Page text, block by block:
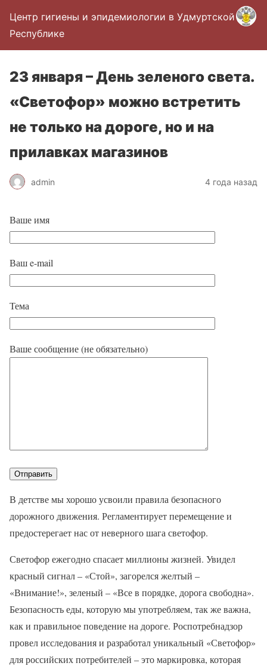
Центр гигиены и эпидемиологии в Удмуртской
Республике
23 января – День зеленого света.
«Светофор» можно встретить
не только на дороге, но и на
прилавках магазинов
admin 4 года назад
Ваше имя
Ваш e-mail
Тема
Ваше сообщение (не обязательно)
В детстве мы хорошо усвоили правила безопасного
дорожного движения. Регламентирует перемещение и
предостерегает нас от неверного шага светофор.
Светофор ежегодно спасает миллионы жизней. Увидел
красный сигнал – «Стой», загорелся желтый –
«Внимание!», зеленый – «Все в порядке, дорога свободна».
Безопасность еды, которую мы употребляем, так же важна,
как и правильное поведение на дороге. Роспотребнадзор
провел исследования и разработал уникальный «Светофор»
для российских потребителей – это маркировка, которая